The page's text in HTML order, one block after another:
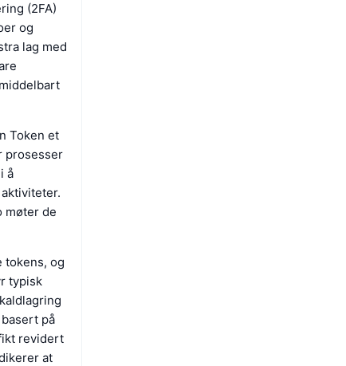
(2FA)
og
lag med
Token et
prosesser
å
møter de
tokens, og
typisk
på
revidert
at